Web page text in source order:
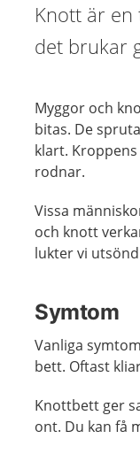
Knott är en
det brukar
Myggor och
bitas. De
klart.
rodnar.
Vissa
och knott
lukter vi
Symtom
Vanliga
bett. Oftast
Knottbett ger
ont. Du kan få